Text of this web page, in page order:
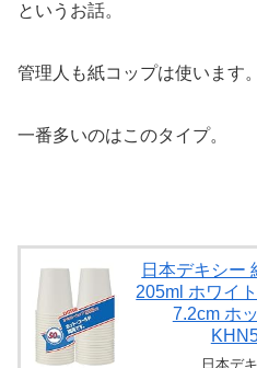
というお話。
管理人も紙コップは使います。
一番多いのはこのタイプ。
日本デキシー
205ml ホワイ
7.2cm ホ
日本デ